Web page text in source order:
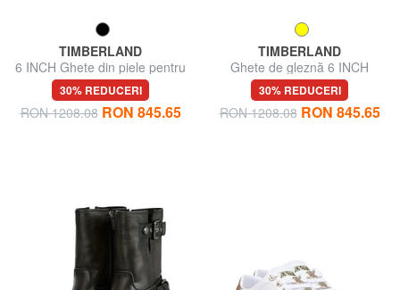
TIMBERLAND
6 INCH Ghete din piele pentru
gleznă
30% REDUCERI
RON 1208.08 RON 845.65
TIMBERLAND
Ghete de gleznă 6 INCH
PREMIUM, în nubuc
30% REDUCERI
RON 1208.08 RON 845.65